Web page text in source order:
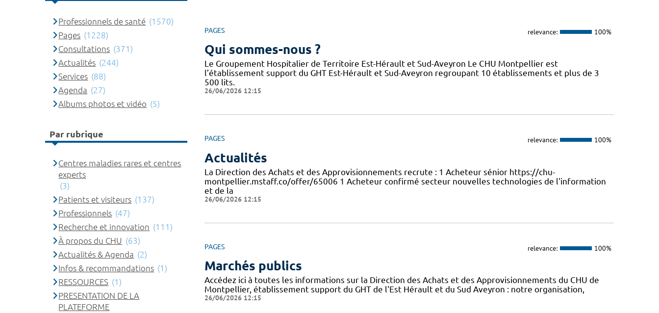
PAGES relevance: 100%
Qui sommes-nous ?
Le Groupement Hospitalier de Territoire Est-Hérault et Sud-Aveyron Le CHU Montpellier est
l’établissement support du GHT Est-Hérault et Sud-Aveyron regroupant 10 établissements et plus de 3
500 lits.
26/06/2026 12:15
PAGES relevance: 100%
Actualités
La Direction des Achats et des Approvisionnements recrute : 1 Acheteur sénior https://chu-
montpellier.mstaff.co/offer/65006 1 Acheteur confirmé secteur nouvelles technologies de l'information
et de la
26/06/2026 12:15
PAGES relevance: 100%
Marchés publics
Accédez ici à toutes les informations sur la Direction des Achats et des Approvisionnements du CHU de
Montpellier, établissement support du GHT de l'Est Hérault et du Sud Aveyron : notre organisation,
26/06/2026 12:15
Professionnels de santé (1570)
Pages (1228)
Consultations (371)
Actualités (244)
Services (88)
Agenda (27)
Albums photos et vidéo (5)
Par rubrique
Centres maladies rares et centres
experts
(3)
Patients et visiteurs (137)
Professionnels (47)
Recherche et innovation (111)
À propos du CHU (63)
Actualités & Agenda (2)
Infos & recommandations (1)
RESSOURCES (1)
PRESENTATION DE LA
PLATEFORME